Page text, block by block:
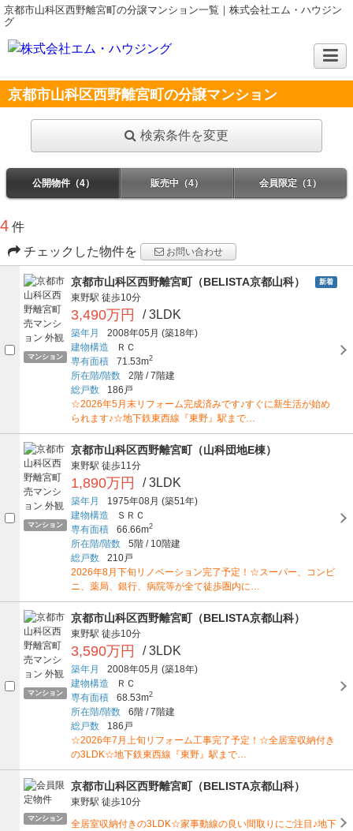
京都市山科区西野離宮町の分譲マンション一覧｜株式会社エム・ハウジン
グ
京都市山科区西野離宮町の分譲マンション
検索条件を変更
公開物件（4） 販売中（4） 会員限定（1）
4 件
チェックした物件を
お問い合わせ
マンション
京都市山科区西野離宮町（BELISTA京都山科） 新着
東野駅 徒歩10分
3,490万円 / 3LDK
築年月 2008年05月 (築18年)
建物構造
ＲＣ
専有面積
71.53m2
所在階/階数 2階 /7階建
総戸数
186戸
☆2026年5月末リフォーム完成済みです♪すぐに新生活が始め
られます♪☆地下鉄東西線『東野』駅まで…
マンション
京都市山科区西野離宮町（山科団地E棟）
東野駅 徒歩11分
1,890万円 / 3LDK
築年月 1975年08月 (築51年)
建物構造
ＳＲＣ
専有面積
66.66m2
所在階/階数 5階 /10階建
総戸数
210戸
2026年8月下旬リノベーション完了予定！☆スーパー、コンビ
ニ、薬局、銀行、病院等が全て徒歩圏内に…
マンション
京都市山科区西野離宮町（BELISTA京都山科）
東野駅 徒歩10分
3,590万円 / 3LDK
築年月 2008年05月 (築18年)
建物構造
ＲＣ
専有面積
68.53m2
所在階/階数 6階 /7階建
総戸数
186戸
☆2026年7月上旬リフォーム工事完了予定！☆全居室収納付き
の3LDK☆地下鉄東西線『東野』駅まで…
マンション
京都市山科区西野離宮町（BELISTA京都山科）
東野駅 徒歩10分
全居室収納付きの3LDK☆家事動線の良い間取りにご注目♪地下